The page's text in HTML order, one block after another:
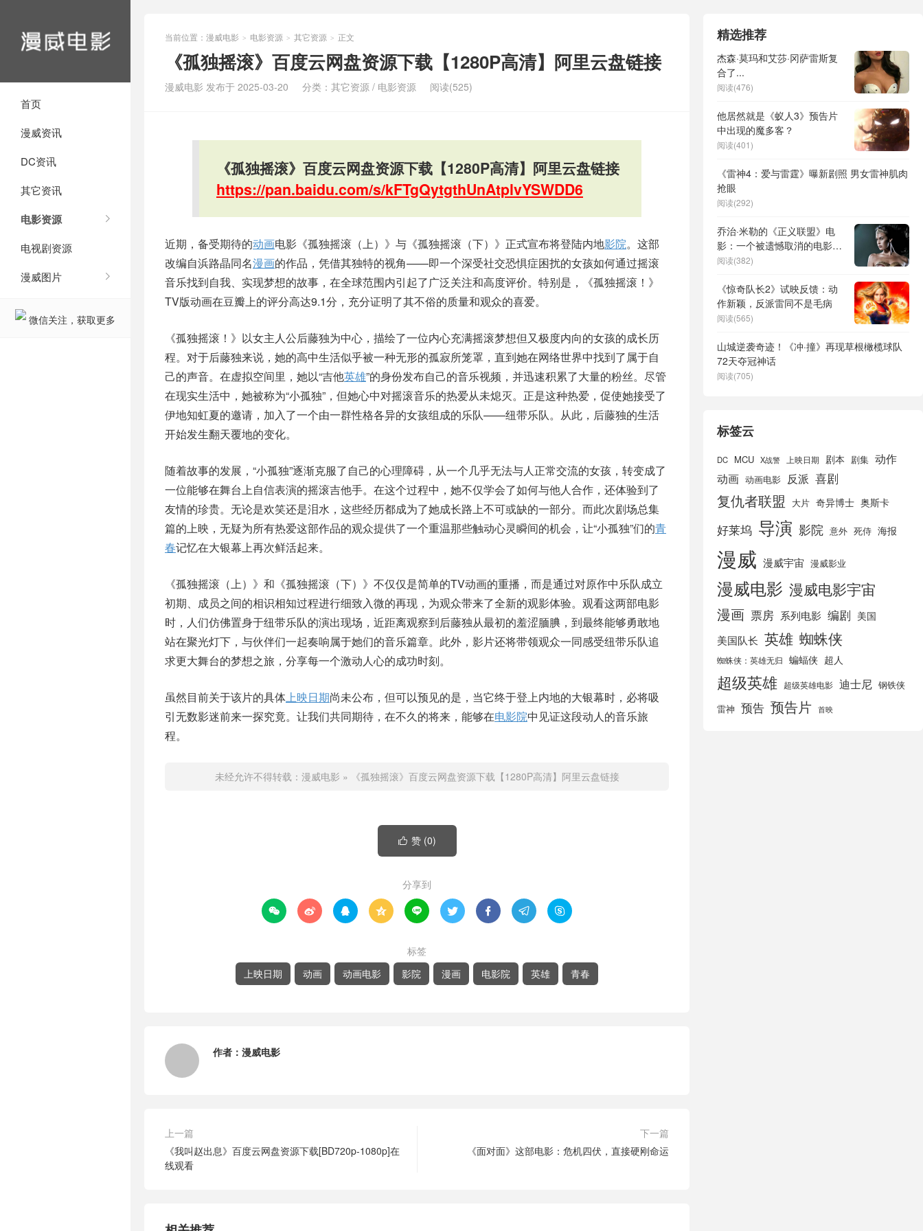
首页
漫威资讯
DC资讯
其它资讯
电影资源
电视剧资源
漫威图片
微信关注，获取更多
当前位置： 漫威电影 > 电影资源 > 其它资源 > 正文
《孤独摇滚》百度云网盘资源下载【1280P高清】阿里云盘链接
漫威电影 发布于 2025-03-20 分类： 其它资源 / 电影资源 阅读(525)
《孤独摇滚》百度云网盘资源下载【1280P高清】阿里云盘链接
https://pan.baidu.com/s/kFTgQytgthUnAtplvYSWDD6
近期，备受期待的动画电影《孤独摇滚（上）》与《孤独摇滚（下）》正式宣布将登陆内地影院。这部
改编自浜路晶同名漫画的作品，凭借其独特的视角——即一个深受社交恐惧症困扰的女孩如何通过摇滚
音乐找到自我、实现梦想的故事，在全球范围内引起了广泛关注和高度评价。特别是，《孤独摇滚！》
TV版动画在豆瓣上的评分高达9.1分，充分证明了其不俗的质量和观众的喜爱。
《孤独摇滚！》以女主人公后藤独为中心，描绘了一位内心充满摇滚梦想但又极度内向的女孩的成长历
程。对于后藤独来说，她的高中生活似乎被一种无形的孤寂所笼罩，直到她在网络世界中找到了属于自
己的声音。在虚拟空间里，她以“吉他英雄”的身份发布自己的音乐视频，并迅速积累了大量的粉丝。尽管
在现实生活中，她被称为“小孤独”，但她心中对摇滚音乐的热爱从未熄灭。正是这种热爱，促使她接受了
伊地知虹夏的邀请，加入了一个由一群性格各异的女孩组成的乐队——纽带乐队。从此，后藤独的生活
开始发生翻天覆地的变化。
随着故事的发展，“小孤独”逐渐克服了自己的心理障碍，从一个几乎无法与人正常交流的女孩，转变成了
一位能够在舞台上自信表演的摇滚吉他手。在这个过程中，她不仅学会了如何与他人合作，还体验到了
友情的珍贵。无论是欢笑还是泪水，这些经历都成为了她成长路上不可或缺的一部分。而此次剧场总集
篇的上映，无疑为所有热爱这部作品的观众提供了一个重温那些触动心灵瞬间的机会，让“小孤独”们的青
春记忆在大银幕上再次鲜活起来。
《孤独摇滚（上）》和《孤独摇滚（下）》不仅仅是简单的TV动画的重播，而是通过对原作中乐队成立
初期、成员之间的相识相知过程进行细致入微的再现，为观众带来了全新的观影体验。观看这两部电影
时，人们仿佛置身于纽带乐队的演出现场，近距离观察到后藤独从最初的羞涩腼腆，到最终能够勇敢地
站在聚光灯下，与伙伴们一起奏响属于她们的音乐篇章。此外，影片还将带领观众一同感受纽带乐队追
求更大舞台的梦想之旅，分享每一个激动人心的成功时刻。
虽然目前关于该片的具体上映日期尚未公布，但可以预见的是，当它终于登上内地的大银幕时，必将吸
引无数影迷前来一探究竟。让我们共同期待，在不久的将来，能够在电影院中见证这段动人的音乐旅
程。
未经允许不得转载： 漫威电影 » 《孤独摇滚》百度云网盘资源下载【1280P高清】阿里云盘链接
 赞 (0)
分享到
        
标签
上映日期
动画 动画电影 影院 漫画 电影院 英雄 青春
作者： 漫威电影
上一篇
《我叫赵出息》百度云网盘资源下载[BD720p-1080p]在
线观看
下一篇
《面对面》这部电影：危机四伏，直接硬刚命运
精选推荐
杰森·莫玛和艾莎·冈萨雷斯复
合了...
阅读(476)
他居然就是《蚁人3》预告片
中出现的魔多客？
阅读(401)
《雷神4：爱与雷霆》曝新剧照 男女雷神肌肉
抢眼
阅读(292)
乔治·米勒的《正义联盟》电
影：一个被遗憾取消的电影项
目
阅读(382)
《惊奇队长2》试映反馈：动
作新颖，反派雷同不是毛病
阅读(565)
山城逆袭奇迹！《冲·撞》再现草根橄榄球队
72天夺冠神话
阅读(705)
标签云
DC MCU X战警 上映日期 剧本 剧集 动作
动画 动画电影 反派 喜剧
复仇者联盟 大片 奇异博士 奥斯卡
好莱坞 导演 影院 意外 死侍 海报
漫威 漫威宇宙 漫威影业
漫威电影 漫威电影宇宙
漫画 票房 系列电影 编剧 美国
美国队长 英雄 蜘蛛侠
蜘蛛侠：英雄无归 蝙蝠侠 超人
超级英雄 超级英雄电影 迪士尼 钢铁侠
雷神 预告 预告片 首映